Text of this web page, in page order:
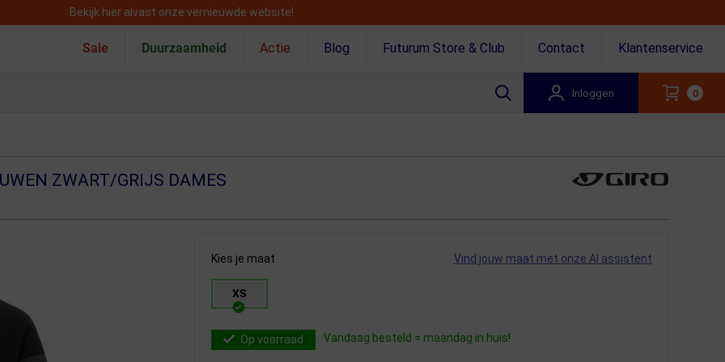
Bekijk hier alvast onze vernieuwde website!
Sale Duurzaamheid Actie Blog Futurum Store & Club Contact Klantenservice
Inloggen 0
ZWART/GRIJS DAMES
Kies je maat Vind jouw maat met onze AI assistent
XS
Op voorraad Vandaag besteld = maandag in huis!